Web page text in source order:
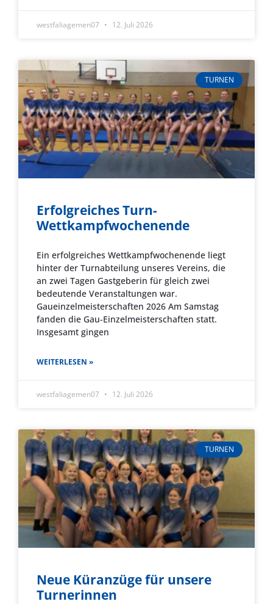
westfaliagemen07 12. Juli 2026
TURNEN
Erfolgreiches Turn-
Wettkampfwochenende
Ein erfolgreiches Wettkampfwochenende liegt
hinter der Turnabteilung unseres Vereins, die
an zwei Tagen Gastgeberin für gleich zwei
bedeutende Veranstaltungen war.
Gaueinzelmeisterschaften 2026 Am Samstag
fanden die Gau-Einzelmeisterschaften statt.
Insgesamt gingen
WEITERLESEN »
westfaliagemen07 12. Juli 2026
TURNEN
Neue Küranzüge für unsere
Turnerinnen